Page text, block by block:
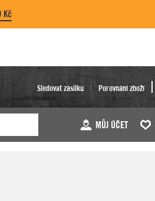
Kč
Sledovat zásilku Porovnání zboží
MŮJ ÚČET